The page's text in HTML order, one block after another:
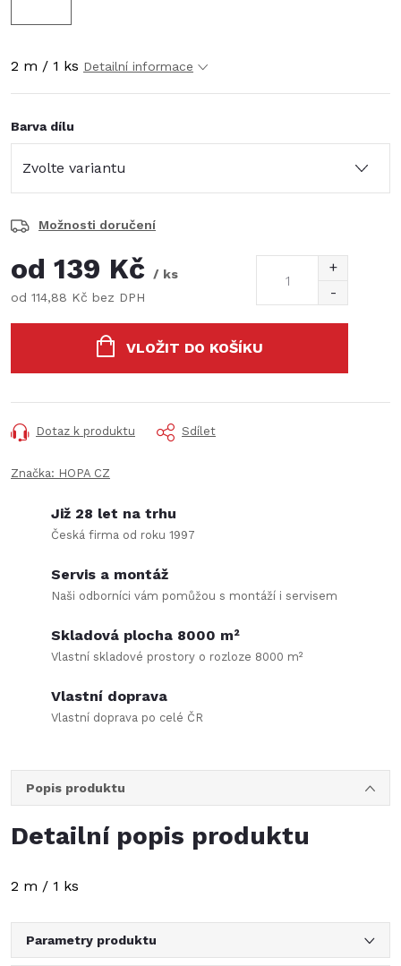
2 m / 1 ks Detailní informace
Barva dílu
Možnosti doručení
od 139 Kč
/ ks
od 114,88 Kč bez DPH
VLOŽIT DO KOŠÍKU
Dotaz k produktu Sdílet
Značka: HOPA CZ
Již 28 let na trhu
Česká firma od roku 1997
Servis a montáž
Naši odborníci vám pomůžou s montáží i servisem
Skladová plocha 8000 m²
Vlastní skladové prostory o rozloze 8000 m²
Vlastní doprava
Vlastní doprava po celé ČR
Popis produktu
Detailní popis produktu
2 m / 1 ks
Parametry produktu